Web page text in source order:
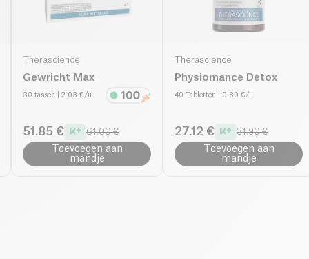
Therascience
Gewricht Max
30 tassen | 2.03 €/u
51.85 € 61.00 €
Toevoegen aan
mandje
Therascience
Physiomance Detox
40 Tabletten | 0.80 €/u
27.12 € 31.90 €
Toevoegen aan
mandje